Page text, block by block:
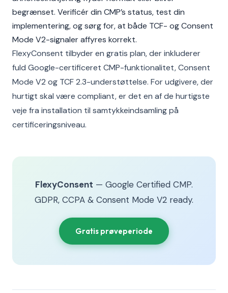
begrænset. Verificér din CMP’s status, test din
implementering, og sørg for, at både TCF- og Consent
Mode V2-signaler affyres korrekt.
FlexyConsent tilbyder en gratis plan, der inkluderer
fuld Google-certificeret CMP-funktionalitet, Consent
Mode V2 og TCF 2.3-understøttelse. For udgivere, der
hurtigt skal være compliant, er det en af de hurtigste
veje fra installation til samtykkeindsamling på
certificeringsniveau.
FlexyConsent — Google Certified CMP.
GDPR, CCPA & Consent Mode V2 ready.
Gratis prøveperiode